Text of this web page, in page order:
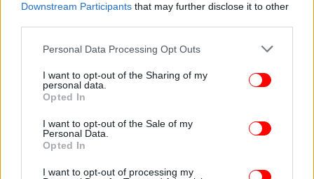
Downstream Participants that may further disclose it to other
Please note that this website/app uses one or more Google
not limited to your visit or usage behaviour. You may click to
grant or deny consent to Google and its third-party tags to
use your data for below specified purposes in below Google
consent section.
Personal Data Processing Opt Outs
I want to opt-out of the Sharing of my
personal data.
Opted In
I want to opt-out of the Sale of my
Personal Data.
Opted In
I want to opt-out of processing my